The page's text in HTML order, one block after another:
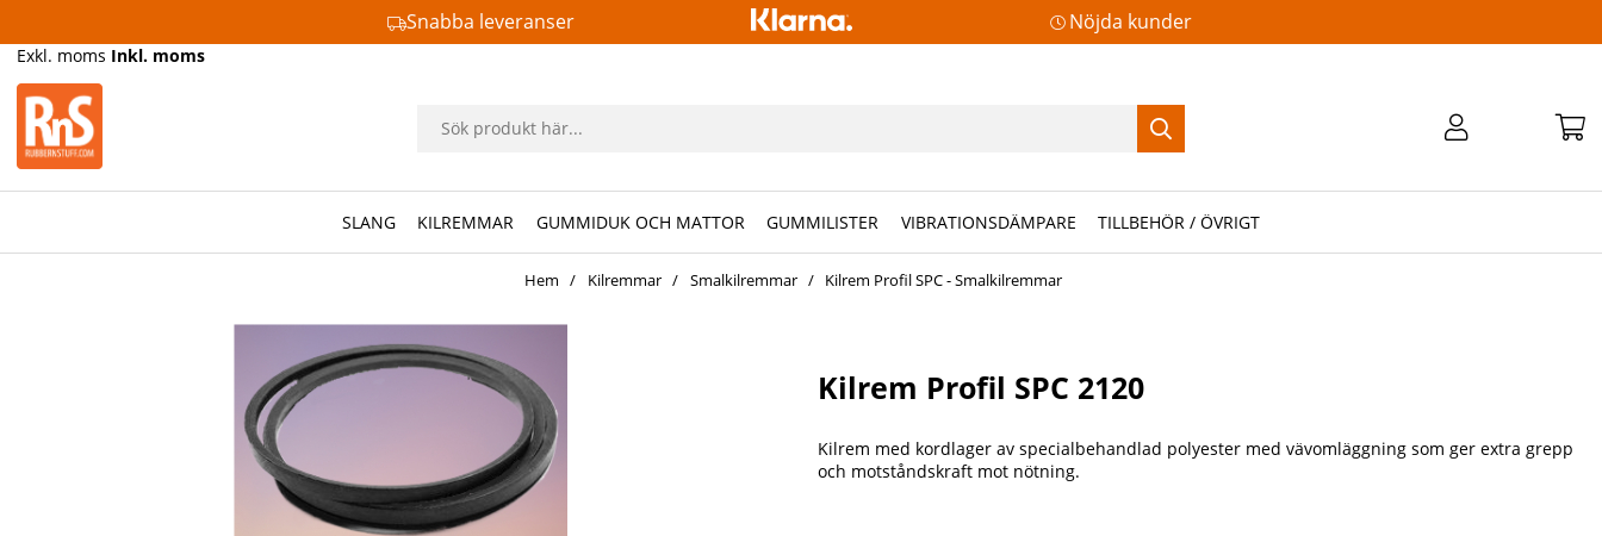
Snabba leveranser Nöjda kunder
Exkl. moms Inkl. moms
SLANG KILREMMAR GUMMIDUK OCH MATTOR GUMMILISTER VIBRATIONSDÄMPARE TILLBEHÖR / ÖVRIGT
Hem Kilremmar Smalkilremmar Kilrem Profil SPC - Smalkilremmar
Kilrem Profil SPC 2120
Kilrem med kordlager av specialbehandlad polyester med vävomläggning som ger extra grepp
och motståndskraft mot nötning.